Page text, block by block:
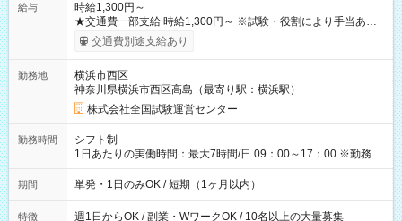
給与
時給1,300円～
★交通費一部支給 時給1,300円～ ※試験・役割により手当あり
※勤務回数により昇給あり 【即給（前払い）オプションあ
り！】 希望される場合、勤務から1週間ほどで給与の一部を受け
例】 ・河合塾模擬試験 8:30～17:30（休憩1時間） 時給1,300円
×8時間＝日収10,400円＋交通費 ※当日の役割により時給＋100
円の場合あり ・国家試験 7:00～13:30（休憩なし） 時給1,300
円（役割手当＋100円）×6時間＝日収8,400円＋交通費 【試用期
間】試用期間なし
交通費別途支給あり
勤務地
横浜市西区
神奈川県横浜市西区高島（最寄り駅：横浜駅）
株式会社全国試験運営センター
勤務時間
シフト制
1日あたりの実働時間：最大7時間/日 09：00～17：00 ※勤務時
間は 試験により異なります。
期間 単発・1日のみOK / 短期（1ヶ月以内）
特徴 週1日からOK / 副業・WワークOK / 10名以上の大量募集